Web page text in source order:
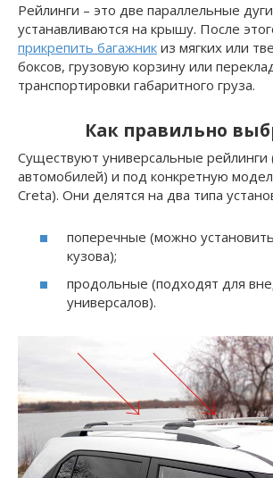
Рейлинги – это две параллельные
устанавливаются на крышу. После
прикрепить багажник из мягких или
боксов, грузовую корзину или
транспортировки габаритного груза.
Как правильно
Существуют универсальные рейлинги
автомобилей) и под конкретную
Creta). Они делятся на два типа
поперечные (можно
кузова);
продольные (подходят для
универсалов).